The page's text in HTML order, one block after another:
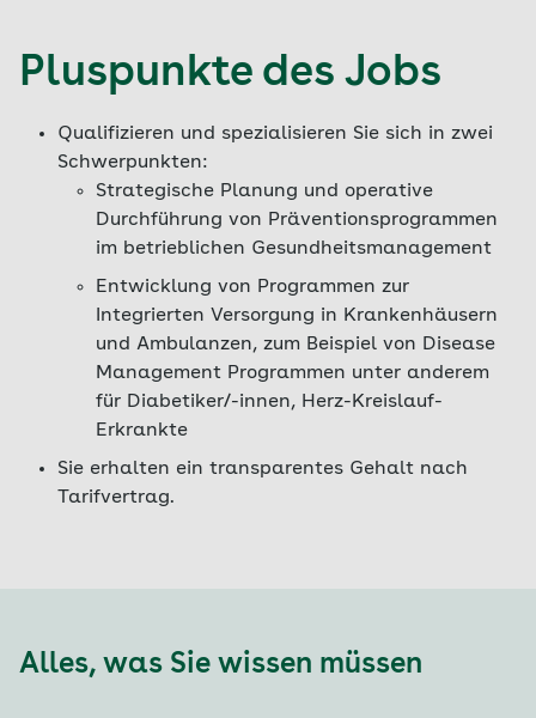
Pluspunkte des Jobs
Qualifizieren und spezialisieren Sie sich in zwei
Schwerpunkten:
Strategische Planung und operative
Durchführung von Präventionsprogrammen
im betrieblichen Gesundheitsmanagement
Entwicklung von Programmen zur
Integrierten Versorgung in Krankenhäusern
und Ambulanzen, zum Beispiel von Disease
Management Programmen unter anderem
für Diabetiker/-innen, Herz-Kreislauf-
Erkrankte
Sie erhalten ein transparentes Gehalt nach
Tarifvertrag.
Alles, was Sie wissen müssen